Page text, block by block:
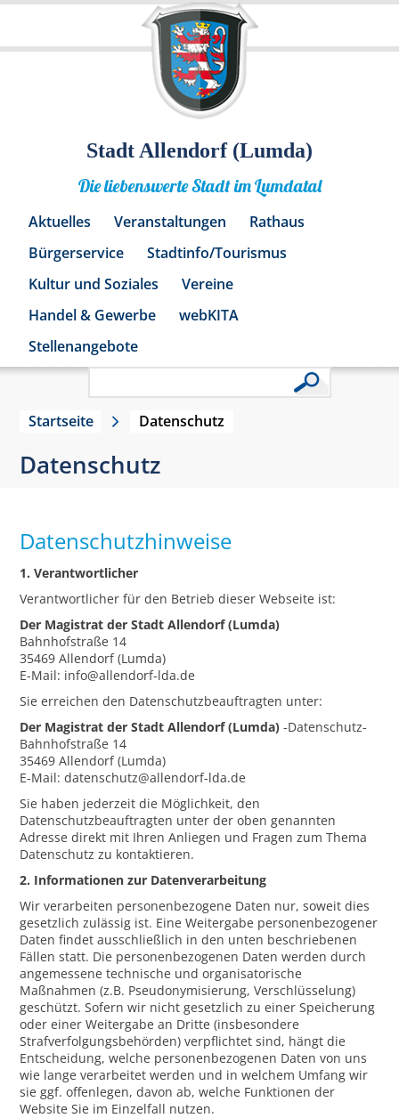
Stadt Allendorf (Lumda)
Die liebenswerte Stadt im Lumdatal
Aktuelles Veranstaltungen
Rathaus
Bürgerservice
Stadtinfo/Tourismus
Kultur und Soziales
Vereine
Handel & Gewerbe
webKITA
Stellenangebote
Startseite Datenschutz
Datenschutz
Datenschutzhinweise
1. Verantwortlicher
Verantwortlicher für den Betrieb dieser Webseite ist:
Der Magistrat der Stadt Allendorf (Lumda)
Bahnhofstraße 14
35469 Allendorf (Lumda)
E-Mail: info@allendorf-lda.de
Sie erreichen den Datenschutzbeauftragten unter:
Der Magistrat der Stadt Allendorf (Lumda) -Datenschutz-
Bahnhofstraße 14
35469 Allendorf (Lumda)
E-Mail: datenschutz@allendorf-lda.de
Sie haben jederzeit die Möglichkeit, den
Datenschutzbeauftragten unter der oben genannten
Adresse direkt mit Ihren Anliegen und Fragen zum Thema
Datenschutz zu kontaktieren.
2. Informationen zur Datenverarbeitung
Wir verarbeiten personenbezogene Daten nur, soweit dies
gesetzlich zulässig ist. Eine Weitergabe personenbezogener
Daten findet ausschließlich in den unten beschriebenen
Fällen statt. Die personenbezogenen Daten werden durch
angemessene technische und organisatorische
Maßnahmen (z.B. Pseudonymisierung, Verschlüsselung)
geschützt. Sofern wir nicht gesetzlich zu einer Speicherung
oder einer Weitergabe an Dritte (insbesondere
Strafverfolgungsbehörden) verpflichtet sind, hängt die
Entscheidung, welche personenbezogenen Daten von uns
wie lange verarbeitet werden und in welchem Umfang wir
sie ggf. offenlegen, davon ab, welche Funktionen der
Website Sie im Einzelfall nutzen.